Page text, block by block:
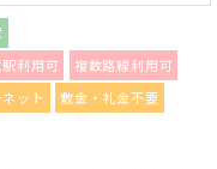
利用可
複数路線利用可
ット
敷金・礼金不要